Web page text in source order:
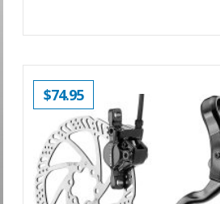
$74.95